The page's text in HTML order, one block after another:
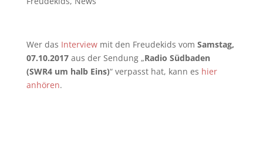
Wer das Interviewmit den Freudekids vom Samstag,
07.10.2017aus der Sendung „Radio Südbaden
(SWR4 um halb Eins)“ verpasst hat, kann es hier
anhören.